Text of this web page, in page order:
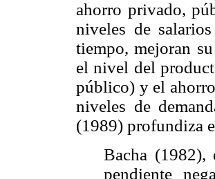
ahorro privado,
niveles de
tiempo, mejoran
el nivel del
público) y el
niveles de
(1989) profundiza
Bacha (1982),
pendiente